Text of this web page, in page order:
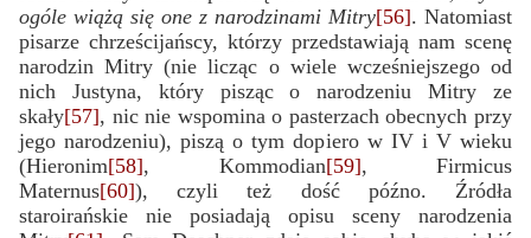
ogóle wiążą się one z narodzinami Mitry[56]. Natomiast
pisarze chrześcijańscy, którzy przedstawiają nam scenę
narodzin Mitry (nie licząc o wiele wcześniejszego od
nich Justyna, który pisząc o narodzeniu Mitry ze
skały[57], nic nie wspomina o pasterzach obecnych przy
jego narodzeniu), piszą o tym dopiero w IV i V wieku
(Hieronim[58], Kommodian[59], Firmicus
Maternus[60]), czyli też dość późno. Źródła
staroirańskie nie posiadają opisu sceny narodzenia